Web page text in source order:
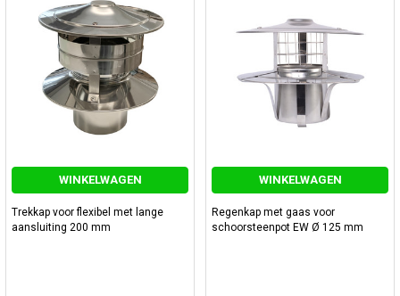
WINKELWAGEN
Trekkap voor flexibel met lange
aansluiting 200 mm
WINKELWAGEN
Regenkap met gaas voor
schoorsteenpot EW Ø 125 mm